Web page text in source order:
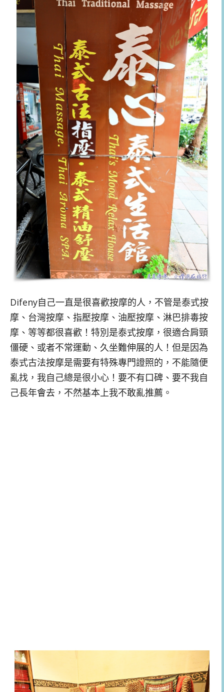
Difeny自己一直是很喜歡按摩的人，不管是泰式按
摩、台灣按摩、指壓按摩、油壓按摩、淋巴排毒按
摩、等等都很喜歡！特別是泰式按摩，很適合肩頸
僵硬、或者不常運動、久坐難伸展的人！但是因為
泰式古法按摩是需要有特殊專門證照的，不能隨便
亂找，我自己總是很小心！要不有口碑、要不我自
己長年會去，不然基本上我不敢亂推薦。